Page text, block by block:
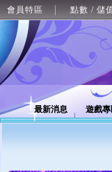
會員特區 點數 / 儲
最新消息 遊戲